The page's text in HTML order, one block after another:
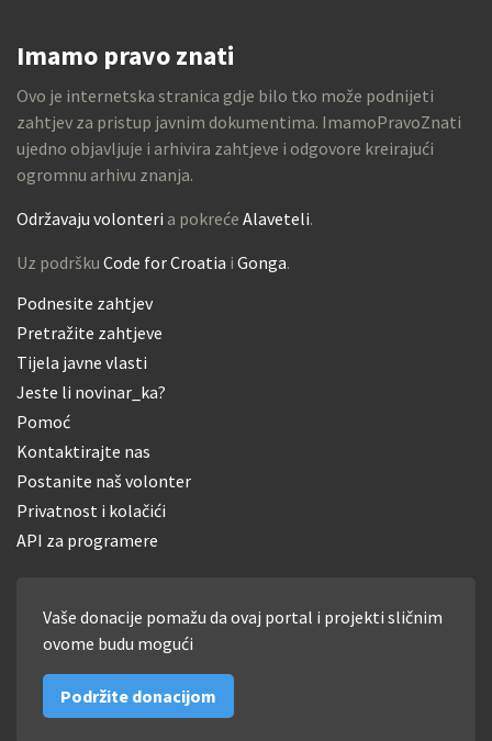
Imamo pravo znati
Ovo je internetska stranica gdje bilo tko može podnijeti
zahtjev za pristup javnim dokumentima. ImamoPravoZnati
ujedno objavljuje i arhivira zahtjeve i odgovore kreirajući
ogromnu arhivu znanja.
Održavaju volonteri a pokreće Alaveteli.
Uz podršku Code for Croatia i Gonga.
Podnesite zahtjev
Pretražite zahtjeve
Tijela javne vlasti
Jeste li novinar_ka?
Pomoć
Kontaktirajte nas
Postanite naš volonter
Privatnost i kolačići
API za programere
Vaše donacije pomažu da ovaj portal i projekti sličnim
ovome budu mogući
Podržite donacijom